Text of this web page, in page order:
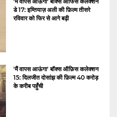
डे 17: इम्तियाज़ अली की फ़िल्म तीसरे
रविवार को फिर से आगे बढ़ी
'मैं वापस आऊंगा' बॉक्स ऑफ़िस कलेक्शन
15: दिलजीत दोसांझ की फ़िल्म 40 करोड़
के करीब पहुँची